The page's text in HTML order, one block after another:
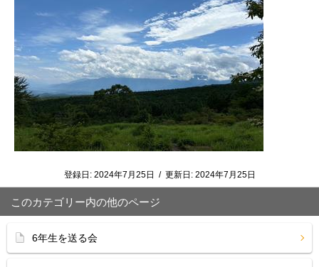
登録日: 2024年7月25日 / 更新日: 2024年7月25日
このカテゴリー内の他のページ
6年生を送る会